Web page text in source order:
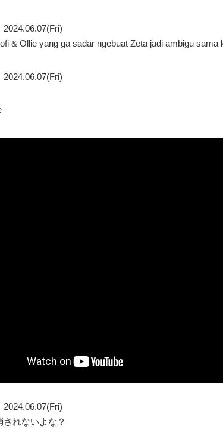
2024.06.07(Fri)
& Ollie yang ga sadar ngebuat Zeta jadi ambigu
2024.06.07(Fri)
2024.06.07(Fri)
されないよな？